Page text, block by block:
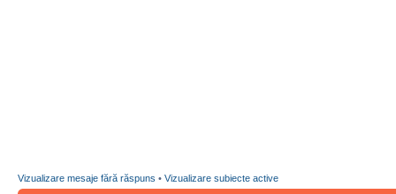
Vizualizare mesaje fără răspuns • Vizualizare subiecte active